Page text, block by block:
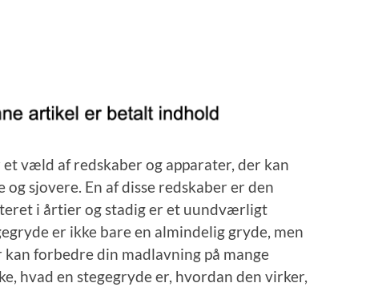
væld af redskaber og apparater, der kan
sjovere. En af disse redskaber er den
i årtier og stadig er et uundværligt
er ikke bare en almindelig gryde, men
forbedre din madlavning på mange
hvad en stegegryde er, hvordan den virker,